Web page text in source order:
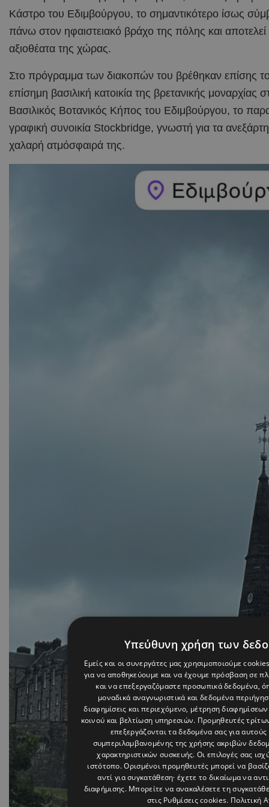
Κάστρο του Εδιμβούργου, το σημαντικότερο ίσως
πάνω στον ηφαιστειακό βράχο της πόλης και
αξιοθέατα της χώρας.
Στο πρόγραμμα των διακοπών του βρέθηκαν επίσης
επίσημη βασιλική κατοικία της βρετανικής
Βασιλικός Βοτανικός Κήπος του Εδιμβούργου, το
γραφική συνοικία Stockbridge, γνωστή για τα
χαλαρή ατμόσφαιρά της.
Υπεύθυνη χρήση των
Εμείς και οι συνεργάτες μας χρησιμοποιούμε
για να αποθηκεύουμε και να έχουμε πρόσβαση σε
και να επεξεργαζόμαστε προσωπικά δεδομένα,
μοναδικά αναγνωριστικά και δεδομένα
διαφημίσεις και περιεχόμενο, μέτρηση
κοινού και βελτίωση υπηρεσιών. Προμηθευτές
επεξεργάζονται τα δεδομένα σας για
συμπεριλαμβανομένης της χρήσης ακριβών
χαρακτηριστικών συσκευής. Οι επιλογές σας
ιστότοπο. Ορισμένοι προμηθευτές μπορεί να
αντί για συγκατάθεση· έχετε το δικαίωμα να
διαφήμισης. Μπορείτε να ανακαλέσετε τη
στις Ρυθμίσεις cookies. Πολιτική